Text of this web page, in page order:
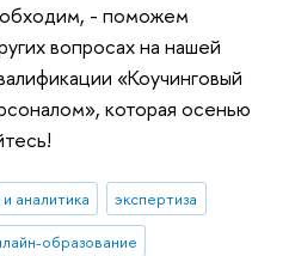
- поможем
вопросах на нашей
«Коучинговый
которая осенью
аналитика
экспертиза
образование